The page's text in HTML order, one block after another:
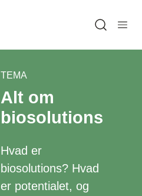
TEMA
Alt om
biosolutions
Hvad er
biosolutions? Hvad
er potentialet, og